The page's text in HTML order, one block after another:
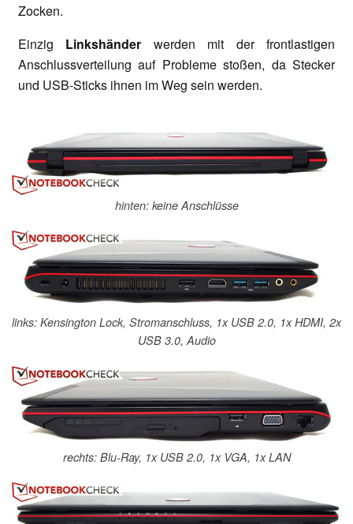
Zocken.
Einzig Linkshänder werden mit der frontlastigen
Anschlussverteilung auf Probleme stoßen, da Stecker
und USB-Sticks ihnen im Weg sein werden.
hinten: keine Anschlüsse
links: Kensington Lock, Stromanschluss, 1x USB 2.0, 1x HDMI, 2x
USB 3.0, Audio
rechts: Blu-Ray, 1x USB 2.0, 1x VGA, 1x LAN